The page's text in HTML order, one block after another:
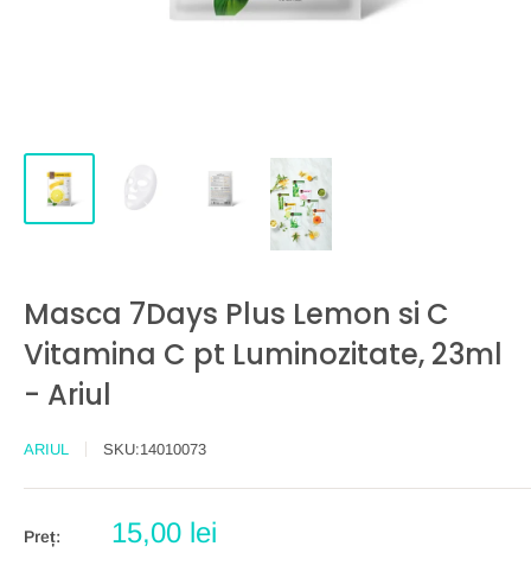
Masca 7Days Plus Lemon si C
Vitamina C pt Luminozitate, 23ml
- Ariul
ARIUL SKU:14010073
Preț:
Preț
15,00 lei